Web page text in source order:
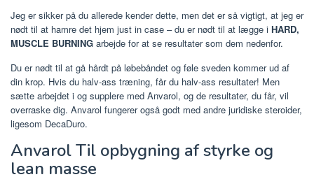
Jeg er sikker på du allerede kender dette, men det er så vigtigt, at jeg er
nødt til at hamre det hjem just in case – du er nødt til at lægge i HARD,
MUSCLE BURNING arbejde for at se resultater som dem nedenfor.
Du er nødt til at gå hårdt på løbebåndet og føle sveden kommer ud af
din krop. Hvis du halv-ass træning, får du halv-ass resultater! Men
sætte arbejdet i og supplere med Anvarol, og de resultater, du får, vil
overraske dig. Anvarol fungerer også godt med andre juridiske steroider,
ligesom DecaDuro.
Anvarol Til opbygning af styrke og
lean masse